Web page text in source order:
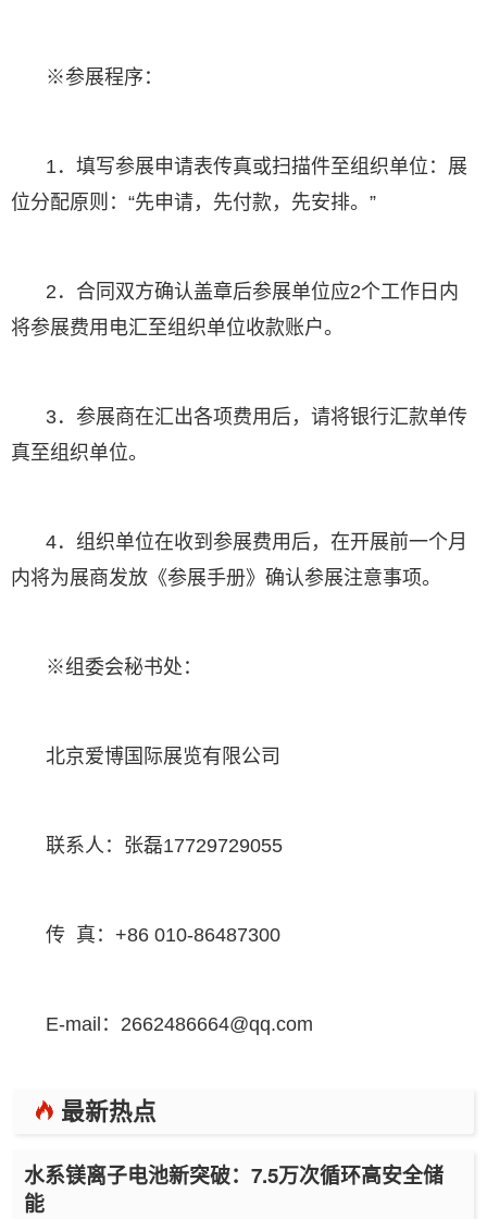
※参展程序：
1．填写参展申请表传真或扫描件至组织单位：展
位分配原则：“先申请，先付款，先安排。”
2．合同双方确认盖章后参展单位应2个工作日内
将参展费用电汇至组织单位收款账户。
3．参展商在汇出各项费用后，请将银行汇款单传
真至组织单位。
4．组织单位在收到参展费用后，在开展前一个月
内将为展商发放《参展手册》确认参展注意事项。
※组委会秘书处：
北京爱博国际展览有限公司
联系人：张磊17729729055
传 真：+86 010-86487300
E-mail：2662486664@qq.com
最新热点
水系镁离子电池新突破：7.5万次循环高安全储
能